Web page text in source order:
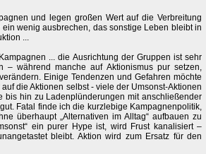
und legen großen Wert auf die Verbreitung
wenig ausbrechen, das sonstige Leben bleibt in
...
... die Ausrichtung der Gruppen ist sehr
während manche auf Aktionismus pur setzen,
Einige Tendenzen und Gefahren möchte
die Aktionen selbst - viele der Umsonst-Aktionen
bis hin zu Ladenplünderungen mit anschließender
Fatal finde ich die kurzlebige Kampagnenpolitik,
überhaupt „Alternativen im Alltag“ aufbauen zu
ein purer Hype ist, wird Frust kanalisiert –
bleibt. Aktion wird zum Ersatz für den